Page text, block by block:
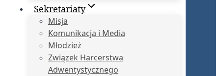
Sekretariaty
Misja
Komunikacja i Media
Młodzież
Związek Harcerstwa
Adwentystycznego